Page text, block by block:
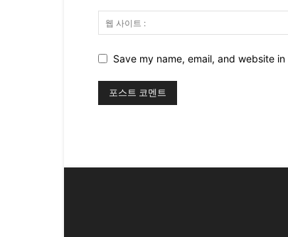
Save my name, email, and website